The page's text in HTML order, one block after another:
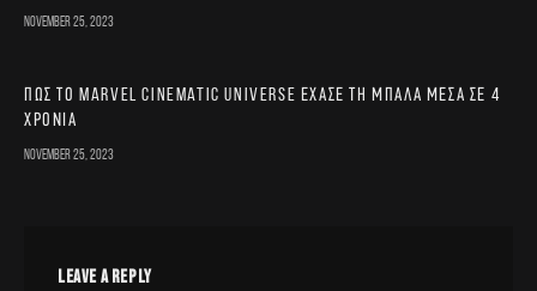
November 25, 2023
Πώς το Marvel Cinematic Universe έχασε τη μπάλα μέσα σε 4
χρόνια
November 25, 2023
LEAVE A REPLY